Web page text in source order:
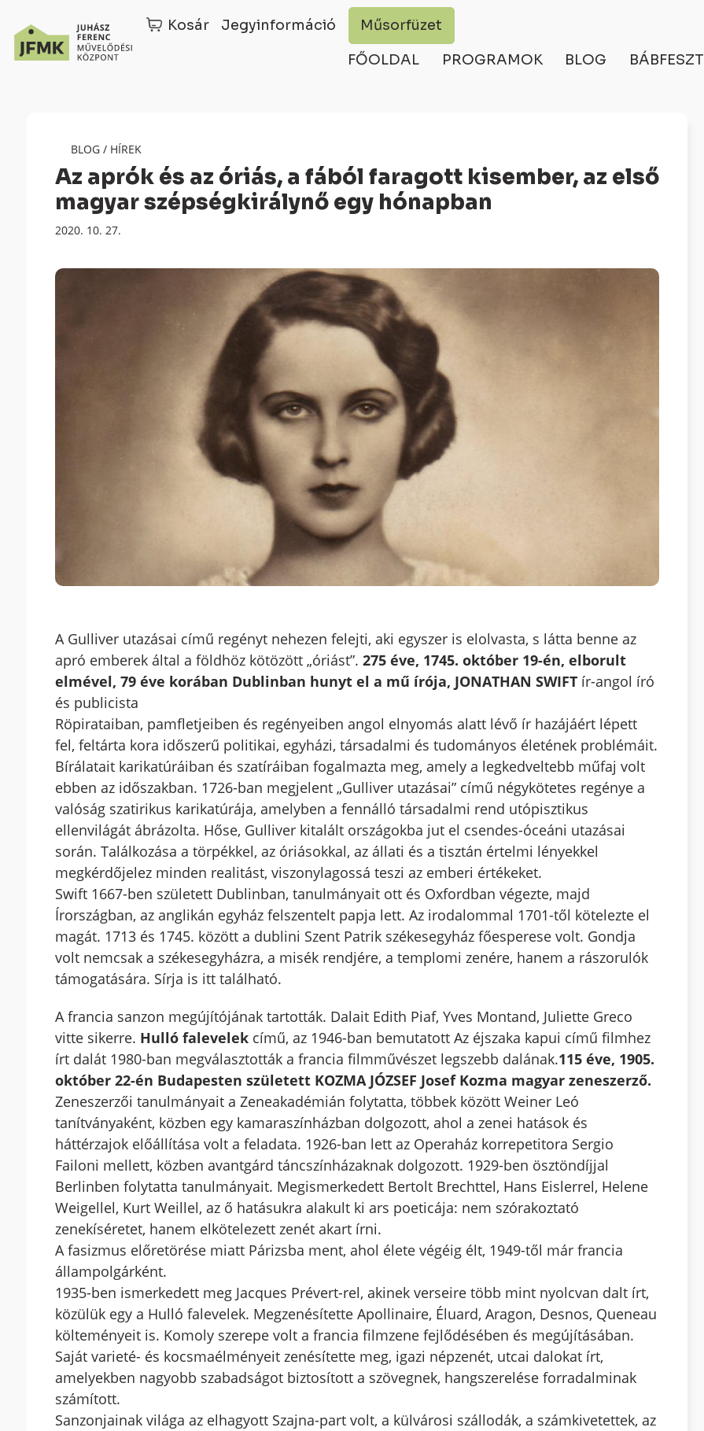
Kosár Jegyinformáció Műsorfüzet
FŐOLDAL PROGRAMOK BLOG BÁBFESZT
BLOG/ HÍREK
Az aprók és az óriás, a fából faragott kisember, az első
magyar szépségkirálynő egy hónapban
Megjelenés
2020. 10. 27.
A Gulliver utazásai című regényt nehezen felejti, aki egyszer is elolvasta, s látta benne az
apró emberek által a földhöz kötözött „óriást”. 275 éve, 1745. október 19-én, elborult
elmével, 79 éve korában Dublinban hunyt el a mű írója, JONATHAN SWIFTír-angol író
és publicista
Röpirataiban, pamfletjeiben és regényeiben angol elnyomás alatt lévő ír hazájáért lépett
fel, feltárta kora időszerű politikai, egyházi, társadalmi és tudományos életének problémáit.
Bírálatait karikatúráiban és szatíráiban fogalmazta meg, amely a legkedveltebb műfaj volt
ebben az időszakban. 1726-ban megjelent „Gulliver utazásai” című négykötetes regénye a
valóság szatirikus karikatúrája, amelyben a fennálló társadalmi rend utópisztikus
ellenvilágát ábrázolta. Hőse, Gulliver kitalált országokba jut el csendes-óceáni utazásai
során. Találkozása a törpékkel, az óriásokkal, az állati és a tisztán értelmi lényekkel
megkérdőjelez minden realitást, viszonylagossá teszi az emberi értékeket.
Swift 1667-ben született Dublinban, tanulmányait ott és Oxfordban végezte, majd
Írországban, az anglikán egyház felszentelt papja lett. Az irodalommal 1701-től kötelezte el
magát. 1713 és 1745. között a dublini Szent Patrik székesegyház főesperese volt. Gondja
volt nemcsak a székesegyházra, a misék rendjére, a templomi zenére, hanem a rászorulók
támogatására. Sírja is itt található.
A francia sanzon megújítójának tartották. Dalait Edith Piaf, Yves Montand, Juliette Greco
vitte sikerre. Hulló falevelekcímű, az 1946-ban bemutatott Az éjszaka kapui című filmhez
írt dalát 1980-ban megválasztották a francia filmművészet legszebb dalának.115 éve, 1905.
október 22-én Budapesten született KOZMA JÓZSEF Josef Kozma magyar zeneszerző.
Zeneszerzői tanulmányait a Zeneakadémián folytatta, többek között Weiner Leó
tanítványaként, közben egy kamaraszínházban dolgozott, ahol a zenei hatások és
háttérzajok előállítása volt a feladata. 1926-ban lett az Operaház korrepetitora Sergio
Failoni mellett, közben avantgárd táncszínházaknak dolgozott. 1929-ben ösztöndíjjal
Berlinben folytatta tanulmányait. Megismerkedett Bertolt Brechttel, Hans Eislerrel, Helene
Weigellel, Kurt Weillel, az ő hatásukra alakult ki ars poeticája: nem szórakoztató
zenekíséretet, hanem elkötelezett zenét akart írni.
A fasizmus előretörése miatt Párizsba ment, ahol élete végéig élt, 1949-től már francia
állampolgárként.
1935-ben ismerkedett meg Jacques Prévert-rel, akinek verseire több mint nyolcvan dalt írt,
közülük egy a Hulló falevelek. Megzenésítette Apollinaire, Éluard, Aragon, Desnos, Queneau
költeményeit is. Komoly szerepe volt a francia filmzene fejlődésében és megújításában.
Saját varieté- és kocsmaélményeit zenésítette meg, igazi népzenét, utcai dalokat írt,
amelyekben nagyobb szabadságot biztosított a szövegnek, hangszerelése forradalminak
számított.
Sanzonjainak világa az elhagyott Szajna-part volt, a külvárosi szállodák, a számkivetettek, az